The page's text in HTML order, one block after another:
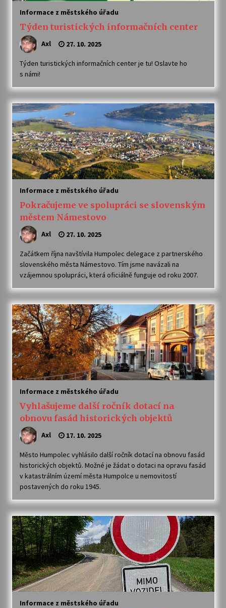
Informace z městského úřadu
Týden turistických informačních center
Axl 27. 10. 2025
Týden turistických informačních center je tu! Oslavte ho
s námi!
Informace z městského úřadu
Pokračujeme ve spolupráci se slovenským
městem Námestovo
Axl 27. 10. 2025
Začátkem října navštívila Humpolec delegace z partnerského
slovenského města Námestovo. Tím jsme navázali na
vzájemnou spolupráci, která oficiálně funguje od roku 2007.
Informace z městského úřadu
Vyhlašujeme další ročník dotací na
obnovu fasád historických objektů
Axl 17. 10. 2025
Město Humpolec vyhlásilo další ročník dotací na obnovu fasád
historických objektů. Možné je žádat o dotaci na opravu fasád
v katastrálním území města Humpolce u nemovitostí
postavených do roku 1945.
Informace z městského úřadu